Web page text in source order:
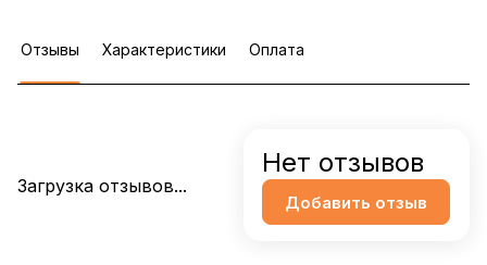
Отзывы Характеристики Оплата
Загрузка отзывов...
Нет отзывов
Добавить отзыв